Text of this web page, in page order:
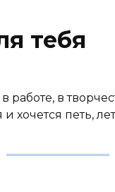
тебя
в
хочется петь,